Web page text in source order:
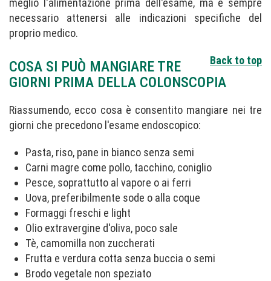
meglio l'alimentazione prima dell'esame, ma è sempre
necessario attenersi alle indicazioni specifiche del
proprio medico.
Back to top
COSA SI PUÒ MANGIARE TRE
GIORNI PRIMA DELLA COLONSCOPIA
Riassumendo, ecco cosa è consentito mangiare nei tre
giorni che precedono l'esame endoscopico:
Pasta, riso, pane in bianco senza semi
Carni magre come pollo, tacchino, coniglio
Pesce, soprattutto al vapore o ai ferri
Uova, preferibilmente sode o alla coque
Formaggi freschi e light
Olio extravergine d'oliva, poco sale
Tè, camomilla non zuccherati
Frutta e verdura cotta senza buccia o semi
Brodo vegetale non speziato